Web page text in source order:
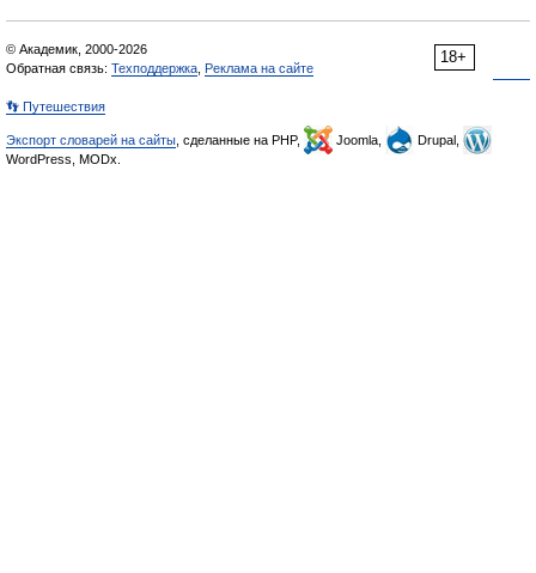
18+
© Академик, 2000-2026
Обратная связь: Техподдержка Реклама на сайте
👣 Путешествия
Экспорт словарей на сайты , сделанные на PHP, Joomla,
Drupal,
WordPress, MODx.